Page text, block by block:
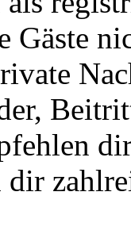
Gäste